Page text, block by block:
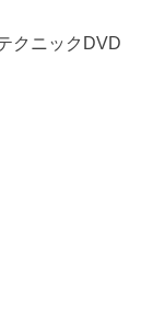
クニックDVD